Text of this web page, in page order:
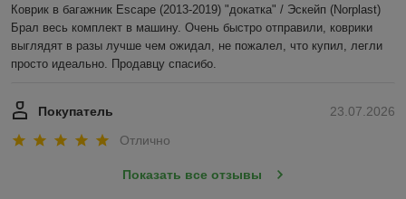
Коврик в багажник Escape (2013-2019) "докатка" / Эскейп (Norplast)
Брал весь комплект в машину. Очень быстро отправили, коврики
выглядят в разы лучше чем ожидал, не пожалел, что купил, легли
просто идеально. Продавцу спасибо.
23.07.2026
Покупатель
Отлично
Показать все отзывы